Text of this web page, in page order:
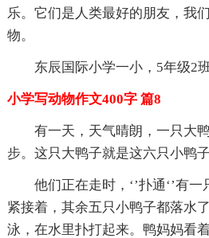
乐。它们是人类最好的朋友，我
物。
东辰国际小学一小，5年级2
小学写动物作文400字 篇8
有一天，天气晴朗，一只大
步。这只大鸭子就是这六只小鸭子
他们正在走时，‘’扑通‘’有
紧接着，其余五只小鸭子都落水
泳，在水里扑打起来。鸭妈妈看